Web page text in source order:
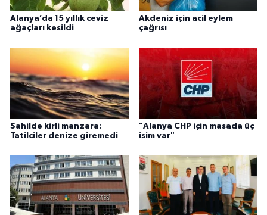
Alanya’da 15 yıllık ceviz
ağaçları kesildi
Akdeniz için acil eylem
çağrısı
Sahilde kirli manzara:
Tatilciler denize giremedi
"Alanya CHP için masada üç
isim var"